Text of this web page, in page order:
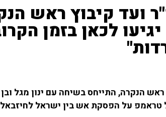
ועד קיבוץ ראש
לכאן בזמן
טראמפ על הפסקת אש בין ישראל